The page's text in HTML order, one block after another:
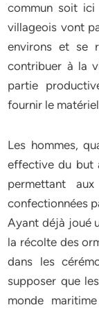
commun soit ici
villageois vont
environs et se
contribuer à la
partie
fournir le
Les hommes,
effective du but
permettant
confectionnées
Ayant déjà joué
la récolte des
dans les
supposer que
monde